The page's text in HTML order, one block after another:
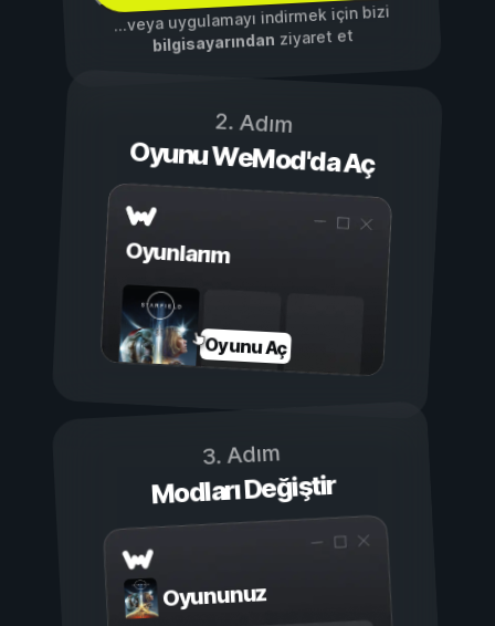
...veya uygulamayı indirmek için bizi
bilgisayarından ziyaret et
2. Adım
Oyunu WeMod'da Aç
Oyunlarım
Oyunu Aç
3. Adım
Modları Değiştir
Oyununuz